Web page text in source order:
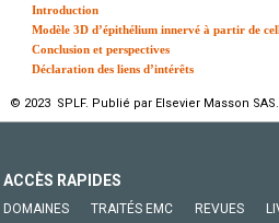
Introduction
Modèle 3D d’épithélium innervé à partir de
Conclusion et perspectives
Déclaration des liens d’intérêts
© 2023 SPLF. Publié par Elsevier Masson
ACCÈS RAPIDES
DOMAINES TRAITÉS EMC REVUES